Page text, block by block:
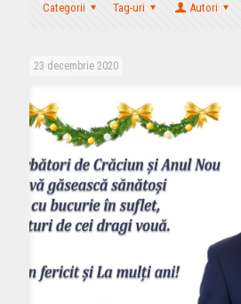
Categorii Tag-uri Autori
23 decembrie 2020